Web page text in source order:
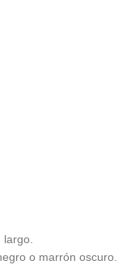
o marrón oscuro.